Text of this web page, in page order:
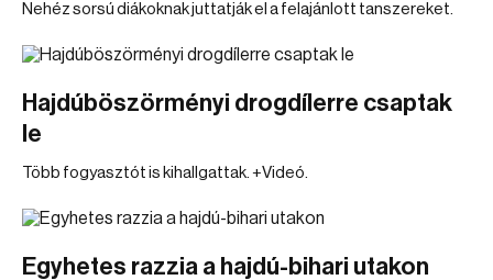
Nehéz sorsú diákoknak juttatják el a felajánlott tanszereket.
Hajdúböszörményi drogdílerre csaptak
le
Több fogyasztót is kihallgattak. +Videó.
Egyhetes razzia a hajdú-bihari utakon